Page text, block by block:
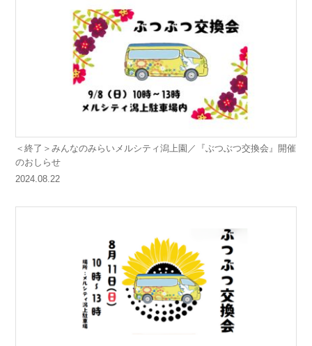
＜終了＞みんなのみらいメルシティ潟上園／『ぶつぶつ交換会』開催
のおしらせ
2024.08.22